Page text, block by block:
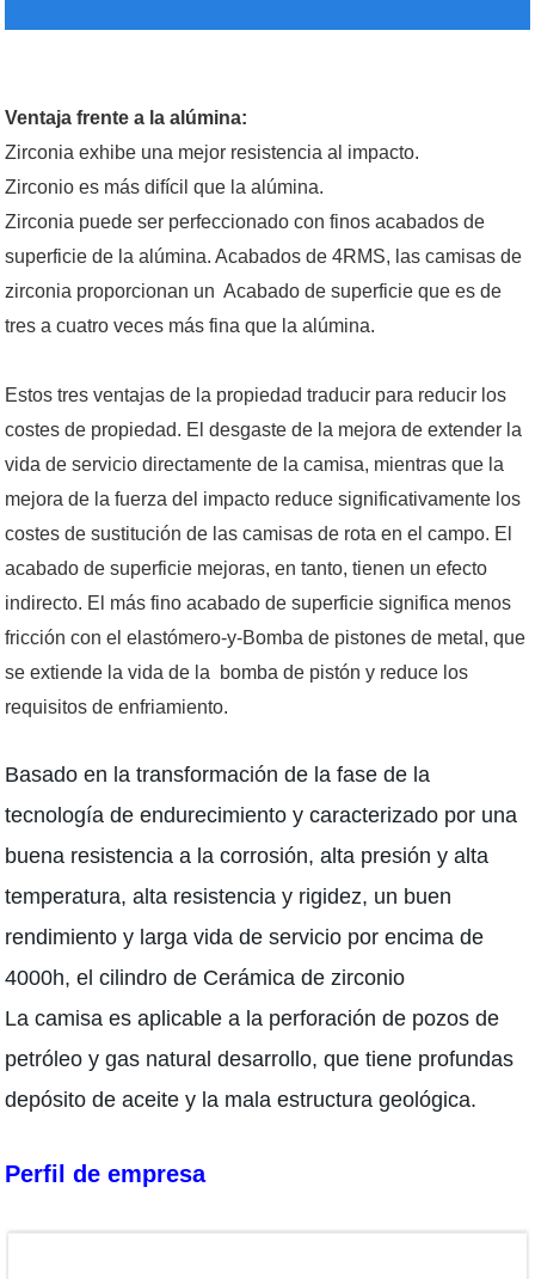
Ventaja frente a la alúmina:
Zirconia exhibe una mejor resistencia al impacto.
Zirconio es más difícil que la alúmina.
Zirconia puede ser perfeccionado con finos acabados de
superficie de la alúmina. Acabados de 4RMS, las camisas de
zirconia proporcionan un Acabado de superficie que es de
tres a cuatro veces más fina que la alúmina.
Estos tres ventajas de la propiedad traducir para reducir los
costes de propiedad. El desgaste de la mejora de extender la
vida de servicio directamente de la camisa, mientras que la
mejora de la fuerza del impacto reduce significativamente los
costes de sustitución de las camisas de rota en el campo. El
acabado de superficie mejoras, en tanto, tienen un efecto
indirecto. El más fino acabado de superficie significa menos
fricción con el elastómero-y-Bomba de pistones de metal, que
se extiende la vida de la
bomba de pistón y reduce los
requisitos de enfriamiento.
Basado en la transformación de la fase de la
tecnología de endurecimiento y caracterizado por una
buena resistencia a la corrosión, alta presión y alta
temperatura, alta resistencia y rigidez, un buen
rendimiento y larga vida de servicio por encima de
4000h, el cilindro de Cerámica de zirconio
La camisa es aplicable a la perforación de pozos de
petróleo y gas natural desarrollo, que tiene profundas
depósito de aceite y la mala estructura geológica.
Perfil de empresa